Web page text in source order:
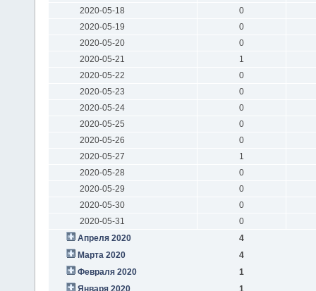
2020-05-18
0
2020-05-19
0
2020-05-20
0
2020-05-21
1
2020-05-22
0
2020-05-23
0
2020-05-24
0
2020-05-25
0
2020-05-26
0
2020-05-27
1
2020-05-28
0
2020-05-29
0
2020-05-30
0
2020-05-31
0
Апреля 2020
4
Марта 2020
4
Февраля 2020
1
Января 2020
1